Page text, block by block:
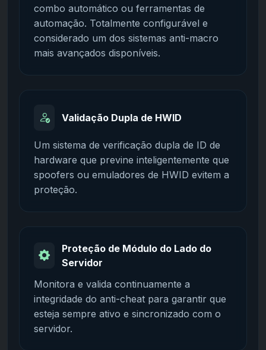
combo automático ou ferramentas de
automação. Totalmente configurável e
considerado um dos sistemas anti-macro
mais avançados disponíveis.
Validação Dupla de HWID
Um sistema de verificação dupla de ID de
hardware que previne inteligentemente que
spoofers ou emuladores de HWID evitem a
proteção.
Proteção de Módulo do Lado do
Servidor
Monitora e valida continuamente a
integridade do anti-cheat para garantir que
esteja sempre ativo e sincronizado com o
servidor.